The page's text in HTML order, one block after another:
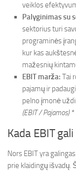
veiklos
Palyginimas su
sektorius turi
programinės
kur kas
mažesnių
EBIT marža: Tai
pajamų ir
pelno įmonė
(EBIT / Pajamos) *
Kada EBIT
Nors EBIT yra
prie klaidingų išvadų.